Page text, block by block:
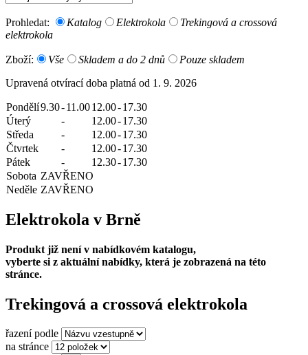
Prohledat: Katalog Elektrokola
Trekingová a crossová
elektrokola
Zboží: Vše Skladem a do 2 dnů
Pouze skladem
Upravená otvírací doba platná od 1. 9. 2026
Pondělí9.30-11.0012.00-17.30
Úterý
- 12.00-17.30
Středa
- 12.00-17.30
Čtvrtek
- 12.00-17.30
Pátek
- 12.30-17.30
Sobota ZAVŘENO
Neděle ZAVŘENO
Elektrokola v Brně
Produkt již není v nabídkovém katalogu,
vyberte si z aktuální nabídky, která je zobrazená na této
stránce.
Trekingová a crossová elektrokola
řazení podle
na stránce